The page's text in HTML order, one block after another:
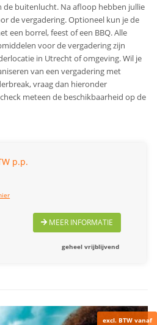
de buitenlucht. Na afloop hebben jullie
de vergadering. Optioneel kun je de
een borrel, feest of een BBQ. Alle
voor de vergadering zijn
in Utrecht of omgeving. Wil je
van een vergadering met
vraag dan hieronder
meteen de beschikbaarheid op de
p.p.
MEER INFORMATIE
geheel vrijblijvend
excl. BTW vanaf